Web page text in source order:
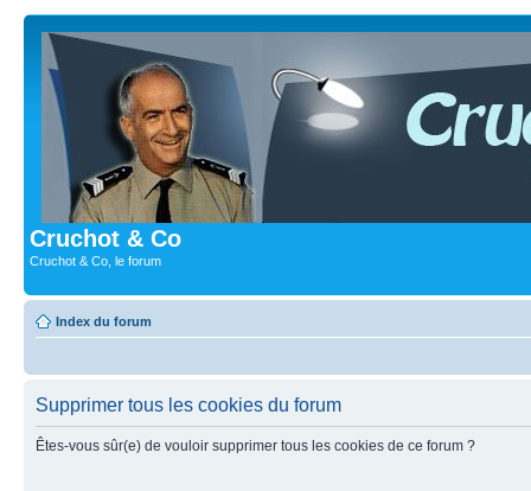
Cruchot & Co
Cruchot & Co, le forum
Index du forum
Supprimer tous les cookies du forum
Êtes-vous sûr(e) de vouloir supprimer tous les cookies de ce forum ?